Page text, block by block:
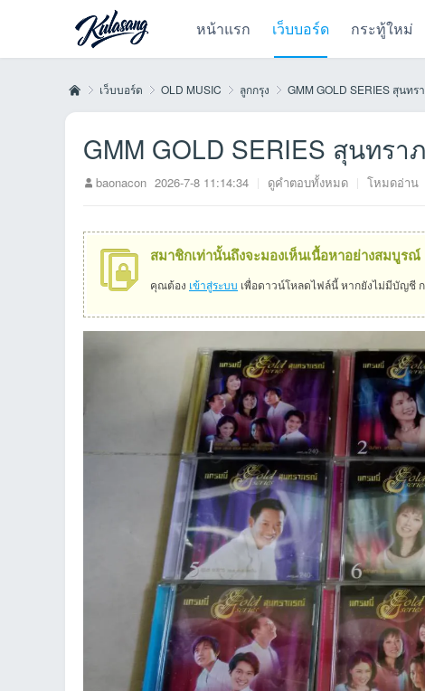
หน้าแรก เว็บบอร์ด กระทู้ใหม่
เว็บบอร์ด OLD MUSIC ลูกกรุง GMM GOLD SERIES สุนท
GMM GOLD SERIES สุนทร
baonacon 2026-7-8 11:14:34 | ดูคำตอบทั้งหมด | โหมดอ่าน
สมาชิกเท่านั้นถึงจะมองเห็นเนื้อหาอย่างสมบูรณ์
คุณต้อง เข้าสู่ระบบ เพื่อดาวน์โหลดไฟล์นี้ หากยังไม่มีบัญชี